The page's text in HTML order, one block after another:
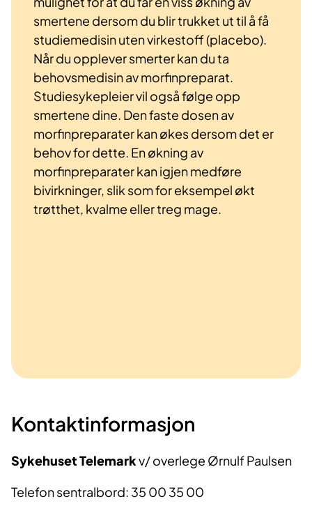
smertene dersom du blir trukket ut til å få
studiemedisin uten virkestoff (placebo).
Når du opplever smerter kan du ta
behovsmedisin av morfinpreparat.
Studiesykepleier vil også følge opp
smertene dine. Den faste dosen av
morfinpreparater kan økes dersom det er
behov for dette. En økning av
morfinpreparater kan igjen medføre
bivirkninger, slik som for eksempel økt
trøtthet, kvalme eller treg mage.
Kontaktinformasjon
Sykehuset Telemarkv/ overlege Ørnulf Paulsen
Telefon sentralbord: 35 00 35 00